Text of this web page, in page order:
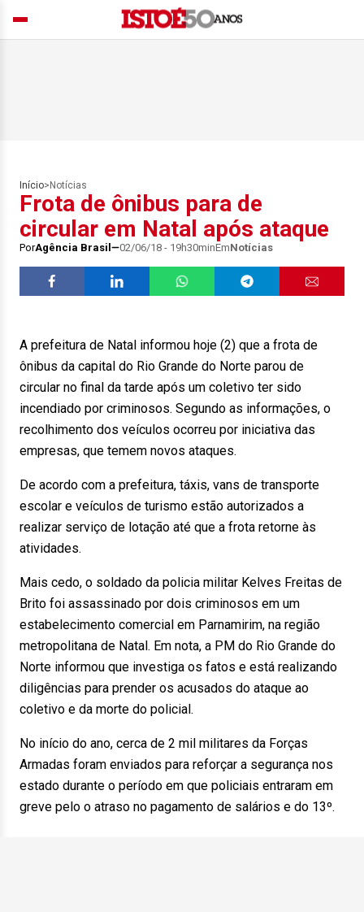
Início> Notícias
Frota de ônibus para de
circular em Natal após ataque
PorAgência Brasil 02/06/18 - 19h30minEmNotícias
A prefeitura de Natal informou hoje (2) que a frota de
ônibus da capital do Rio Grande do Norte parou de
circular no final da tarde após um coletivo ter sido
incendiado por criminosos. Segundo as informações, o
recolhimento dos veículos ocorreu por iniciativa das
empresas, que temem novos ataques.
De acordo com a prefeitura, táxis, vans de transporte
escolar e veículos de turismo estão autorizados a
realizar serviço de lotação até que a frota retorne às
atividades.
Mais cedo, o soldado da policia militar Kelves Freitas de
Brito foi assassinado por dois criminosos em um
estabelecimento comercial em Parnamirim, na região
metropolitana de Natal. Em nota, a PM do Rio Grande do
Norte informou que investiga os fatos e está realizando
diligências para prender os acusados do ataque ao
coletivo e da morte do policial.
No início do ano, cerca de 2 mil militares da Forças
Armadas foram enviados para reforçar a segurança nos
estado durante o período em que policiais entraram em
greve pelo o atraso no pagamento de salários e do 13º.